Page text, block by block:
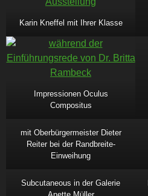
Karin Kneffel mit Ihrer Klasse
Impressionen Oculus
Compositus
mit Oberbürgermeister Dieter
Reiter bei der Randbreite-
Einweihung
Subcutaneous in der Galerie